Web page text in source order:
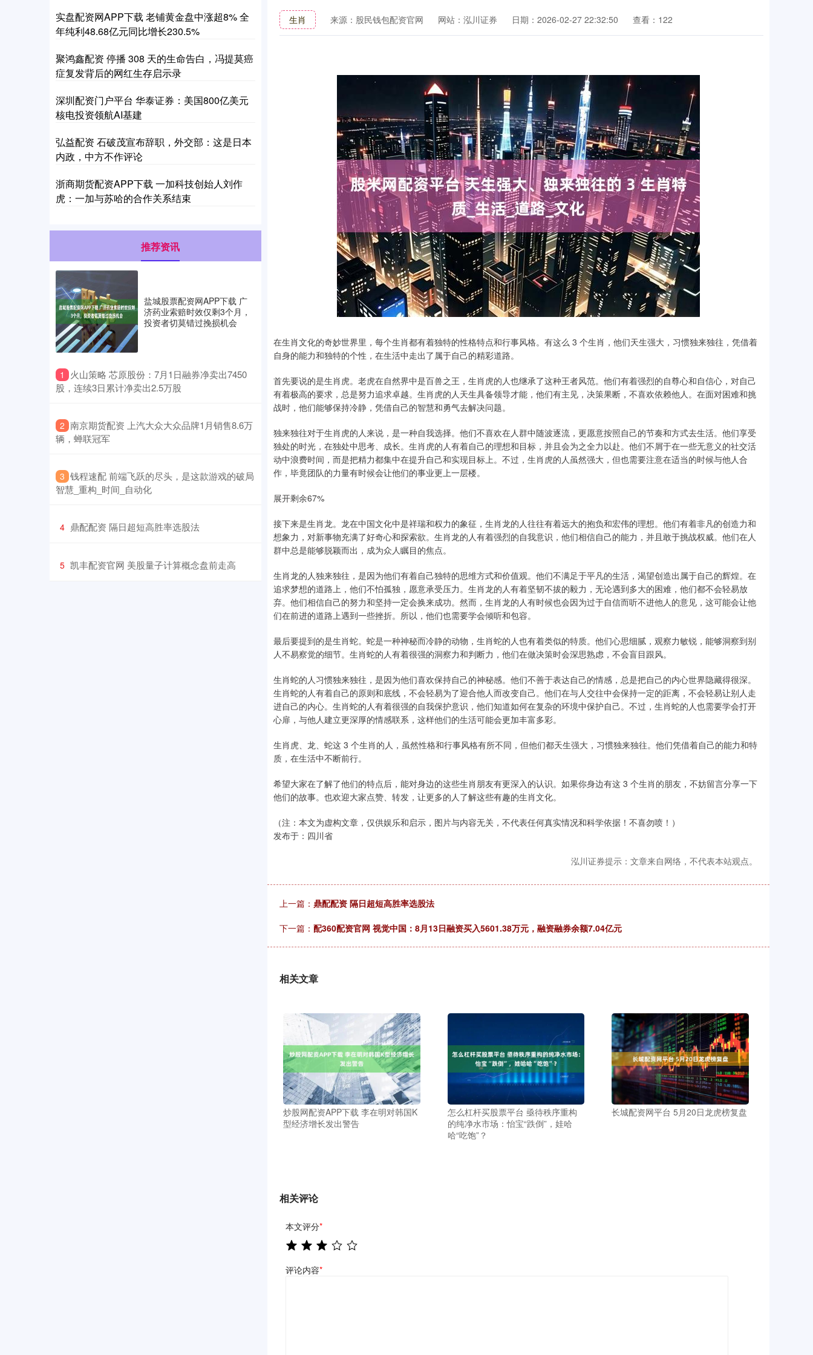
生肖 来源：股民钱包配资官网 网站：泓川证券 日期：2026-02-27 22:32:50 查看：122
在生肖文化的奇妙世界里，每个生肖都有着独特的性格特点和行事风格。有这么 3 个生肖，他们天生强大，习惯独来独往，凭借着
自身的能力和独特的个性，在生活中走出了属于自己的精彩道路。
首先要说的是生肖虎。老虎在自然界中是百兽之王，生肖虎的人也继承了这种王者风范。他们有着强烈的自尊心和自信心，对自己
有着极高的要求，总是努力追求卓越。生肖虎的人天生具备领导才能，他们有主见，决策果断，不喜欢依赖他人。在面对困难和挑
战时，他们能够保持冷静，凭借自己的智慧和勇气去解决问题。
独来独往对于生肖虎的人来说，是一种自我选择。他们不喜欢在人群中随波逐流，更愿意按照自己的节奏和方式去生活。他们享受
独处的时光，在独处中思考、成长。生肖虎的人有着自己的理想和目标，并且会为之全力以赴。他们不屑于在一些无意义的社交活
动中浪费时间，而是把精力都集中在提升自己和实现目标上。不过，生肖虎的人虽然强大，但也需要注意在适当的时候与他人合
作，毕竟团队的力量有时候会让他们的事业更上一层楼。
展开剩余67%
接下来是生肖龙。龙在中国文化中是祥瑞和权力的象征，生肖龙的人往往有着远大的抱负和宏伟的理想。他们有着非凡的创造力和
想象力，对新事物充满了好奇心和探索欲。生肖龙的人有着强烈的自我意识，他们相信自己的能力，并且敢于挑战权威。他们在人
群中总是能够脱颖而出，成为众人瞩目的焦点。
生肖龙的人独来独往，是因为他们有着自己独特的思维方式和价值观。他们不满足于平凡的生活，渴望创造出属于自己的辉煌。在
追求梦想的道路上，他们不怕孤独，愿意承受压力。生肖龙的人有着坚韧不拔的毅力，无论遇到多大的困难，他们都不会轻易放
弃。他们相信自己的努力和坚持一定会换来成功。然而，生肖龙的人有时候也会因为过于自信而听不进他人的意见，这可能会让他
们在前进的道路上遇到一些挫折。所以，他们也需要学会倾听和包容。
最后要提到的是生肖蛇。蛇是一种神秘而冷静的动物，生肖蛇的人也有着类似的特质。他们心思细腻，观察力敏锐，能够洞察到别
人不易察觉的细节。生肖蛇的人有着很强的洞察力和判断力，他们在做决策时会深思熟虑，不会盲目跟风。
生肖蛇的人习惯独来独往，是因为他们喜欢保持自己的神秘感。他们不善于表达自己的情感，总是把自己的内心世界隐藏得很深。
生肖蛇的人有着自己的原则和底线，不会轻易为了迎合他人而改变自己。他们在与人交往中会保持一定的距离，不会轻易让别人走
进自己的内心。生肖蛇的人有着很强的自我保护意识，他们知道如何在复杂的环境中保护自己。不过，生肖蛇的人也需要学会打开
心扉，与他人建立更深厚的情感联系，这样他们的生活可能会更加丰富多彩。
生肖虎、龙、蛇这 3 个生肖的人，虽然性格和行事风格有所不同，但他们都天生强大，习惯独来独往。他们凭借着自己的能力和特
质，在生活中不断前行。
希望大家在了解了他们的特点后，能对身边的这些生肖朋友有更深入的认识。如果你身边有这 3 个生肖的朋友，不妨留言分享一下
他们的故事。也欢迎大家点赞、转发，让更多的人了解这些有趣的生肖文化。
（注：本文为虚构文章，仅供娱乐和启示，图片与内容无关，不代表任何真实情况和科学依据！不喜勿喷！）
发布于：四川省
泓川证券提示：文章来自网络，不代表本站观点。
上一篇： 鼎配配资 隔日超短高胜率选股法
下一篇： 配360配资官网 视觉中国：8月13日融资买入5601.38万元，融资融券余额7.04亿元
相关文章
炒股网配资APP下载 李在明对韩国K
型经济增长发出警告
怎么杠杆买股票平台 亟待秩序重构
的纯净水市场：怡宝“跌倒”，娃哈
哈“吃饱”？
长城配资网平台 5月20日龙虎榜复盘
相关评论
本文评分*
评论内容*
实盘配资网APP下载 老铺黄金盘中涨超8% 全
年纯利48.68亿元同比增长230.5%
聚鸿鑫配资 停播 308 天的生命告白，冯提莫癌
症复发背后的网红生存启示录
深圳配资门户平台 华泰证券：美国800亿美元
核电投资领航AI基建
弘益配资 石破茂宣布辞职，外交部：这是日本
内政，中方不作评论
浙商期货配资APP下载 一加科技创始人刘作
虎：一加与苏哈的合作关系结束
推荐资讯
盐城股票配资网APP下载 广
济药业索赔时效仅剩3个月，
投资者切莫错过挽损机会
1
​火山策略 芯原股份：7月1日融券净卖出7450
股，连续3日累计净卖出2.5万股
2 ​南京期货配资 上汽大众大众品牌1月销售8.6万
辆，蝉联冠军
3 ​钱程速配 前端飞跃的尽头，是这款游戏的破局
智慧_重构_时间_自动化
4 ​鼎配配资 隔日超短高胜率选股法
5 ​凯丰配资官网 美股量子计算概念盘前走高